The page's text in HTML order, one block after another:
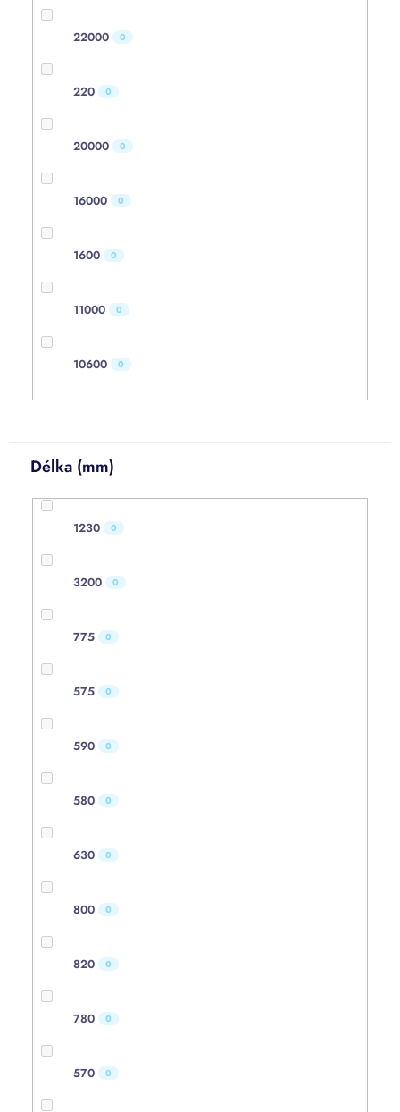
22000 0
220 0
20000 0
16000 0
1600 0
11000 0
10600 0
Délka (mm)
1230 0
3200 0
775 0
575 0
590 0
580 0
630 0
800 0
820 0
780 0
570 0